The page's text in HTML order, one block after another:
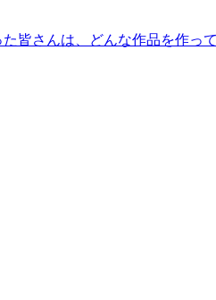
皆さんは、どんな作品を作っ